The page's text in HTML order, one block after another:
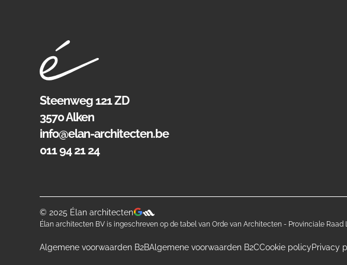
Steenweg 121 ZD
3570 Alken
info@elan-architecten.be
011 94 21 24
© 2025 Élan architecten
Élan architecten BV is ingeschreven op de tabel van Orde van Architecten - Provinciale
Algemene voorwaarden B2BAlgemene voorwaarden B2CCookie policyPrivacy